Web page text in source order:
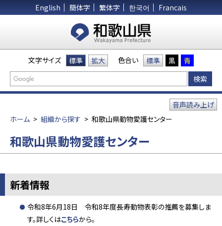
English 簡体字 繁体字 한국어 Francais
文字サイズ 標準 拡大 色合い 標準 黒 青
ホーム > 組織から探す > 和歌山県動物愛護センター
音声読み上げ
和歌山県動物愛護センター
新着情報
令和8年6月18日 令和8年度長寿動物表彰の推薦を募集しま
す。詳しくはこちらから。